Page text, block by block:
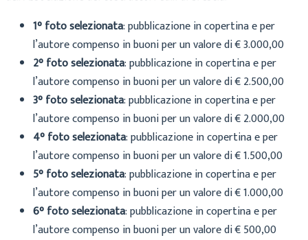
1° foto selezionata: pubblicazione in copertina e per
l’autore compenso in buoni per un valore di € 3.000,00
2° foto selezionata: pubblicazione in copertina e per
l’autore compenso in buoni per un valore di € 2.500,00
3° foto selezionata: pubblicazione in copertina e per
l’autore compenso in buoni per un valore di € 2.000,00
4° foto selezionata: pubblicazione in copertina e per
l’autore compenso in buoni per un valore di € 1.500,00
5° foto selezionata: pubblicazione in copertina e per
l’autore compenso in buoni per un valore di € 1.000,00
6° foto selezionata: pubblicazione in copertina e per
l’autore compenso in buoni per un valore di € 500,00